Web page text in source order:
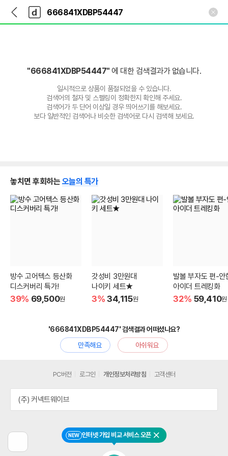
다
나
와
가
다
와
"666841XDBP54447" 에 대한 검색결과가 없습니다.
일시적으로 상품이 품절되었을 수 있습니다.
검색어의 철자 및 스펠링이 정확한지 확인해 주세요.
검색어가 두 단어 이상일 경우 띄어쓰기를 해보세요.
보다 일반적인 검색어나 비슷한 검색어로 다시 검색해 보세요.
놓치면 후회하는 오늘의 특가
방수 고어텍스 등산화
디스커버리 특가!
39% 69,500원
갓성비 3만원대
나이키 세트★
3% 34,115원
발볼 부자도 편-안
아이더 트레킹화
32% 59,410원
'666841XDBP54447' 검색결과 어떠셨나요?
만족해요
아쉬워요
전
NEW 인터넷 가입 비교 서비스 오픈 닫기
PC버전 로그인 개인정보처리방침 고객센터
(주) 커넥트웨이브